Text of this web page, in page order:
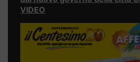
VIDEO